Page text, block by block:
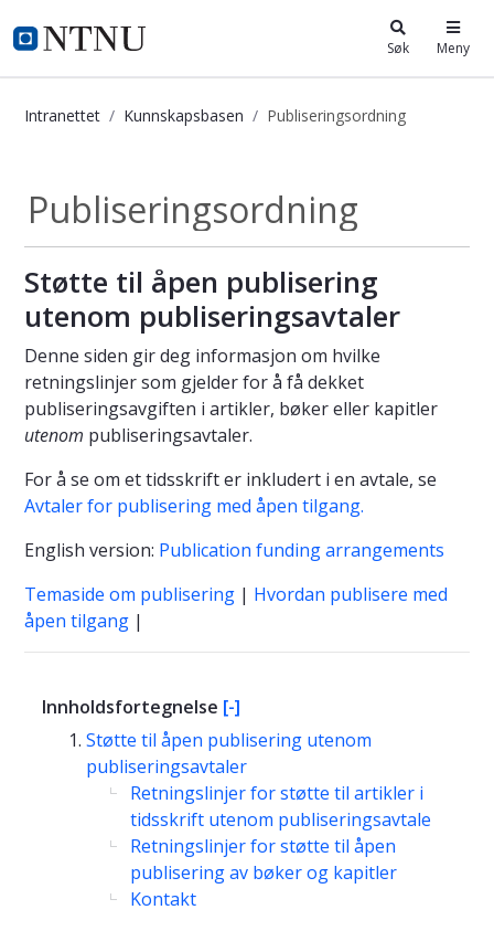
i.ntnu.no Søk Meny
Intranettet Kunnskapsbasen Publiseringsordning
Publiseringsordning
Støtte til åpen publisering
utenom publiseringsavtaler
Denne siden gir deg informasjon om hvilke
retningslinjer som gjelder for å få dekket
publiseringsavgiften i artikler, bøker eller kapitler
utenom publiseringsavtaler.
For å se om et tidsskrift er inkludert i en avtale, se
Avtaler for publisering med åpen tilgang.
English version: Publication funding arrangements
Temaside om publisering | Hvordan publisere med
åpen tilgang |
Innholdsfortegnelse [-]
Støtte til åpen publisering utenom
publiseringsavtaler
Retningslinjer for støtte til artikler i
tidsskrift utenom publiseringsavtale
Retningslinjer for støtte til åpen
publisering av bøker og kapitler
Kontakt